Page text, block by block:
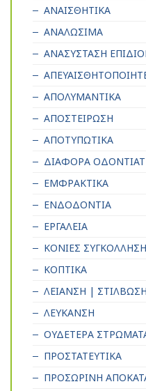
ΑΝΑΙΣΘΗΤΙΚΑ
ΑΝΑΛΩΣΙΜΑ
ΑΝΑΣΥΣΤΑΣΗ
ΑΠΟΛΥΜΑΝΤΙΚΑ
ΑΠΟΣΤΕΙΡΩΣΗ
ΑΠΟΤΥΠΩΤΙΚΑ
ΔΙΑΦΟΡΑ
ΕΜΦΡΑΚΤΙΚΑ
ΕΝΔΟΔΟΝΤΙΑ
ΕΡΓΑΛΕΙΑ
ΚΟΝΙΕΣ
ΚΟΠΤΙΚΑ
ΛΕΙΑΝΣΗ | ΣΤΙΛΒΩΣΗ
ΛΕΥΚΑΝΣΗ
ΟΥΔΕΤΕΡΑ
ΠΡΟΣΤΑΤΕΥΤΙΚΑ
ΠΡΟΣΩΡΙΝΗ